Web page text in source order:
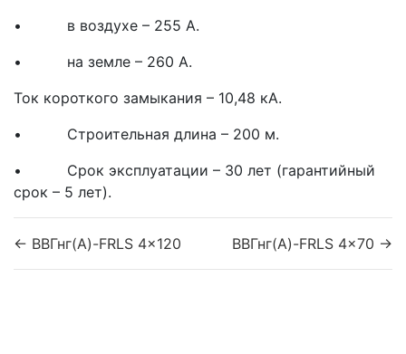
• в воздухе – 255 А.
• на земле – 260 А.
Ток короткого замыкания – 10,48 кА.
• Строительная длина – 200 м.
• Срок эксплуатации – 30 лет (гарантийный
срок – 5 лет).
← ВВГнг(A)-FRLS 4x120 ВВГнг(A)-FRLS 4x70 →